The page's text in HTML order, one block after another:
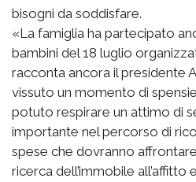
bisogni da soddisfare.
«La famiglia ha partecipato
bambini del 18 luglio
racconta ancora il presidente
vissuto un momento di
potuto respirare un attimo di
importante nel percorso di
spese che dovranno
ricerca dell’immobile all’affitto